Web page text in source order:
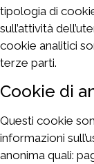
tipologia di
sull’attività
cookie analitici
terze parti.
Cookie di
Questi cookie
informazioni
anonima quali: